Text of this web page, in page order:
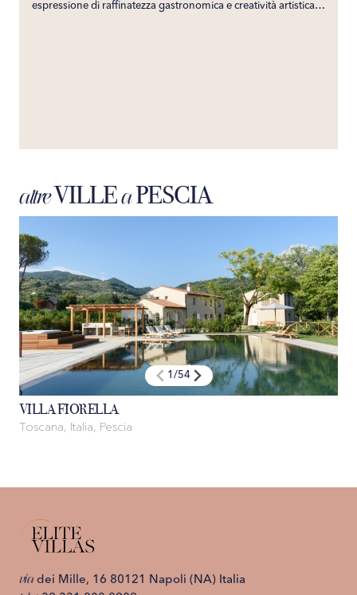
espressione di raffinatezza gastronomica e creatività artistica.
altreVILLEaPESCIA
1 /54
VILLA FIORELLA
Toscana, Italia, Pescia
viadei Mille, 16 80121 Napoli (NA) Italia